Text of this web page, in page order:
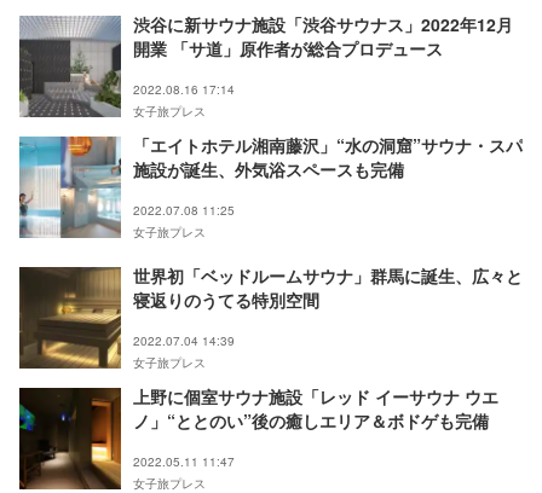
渋谷に新サウナ施設「渋谷サウナス」2022年12月
開業 「サ道」原作者が総合プロデュース
2022.08.16 17:14
女子旅プレス
「エイトホテル湘南藤沢」“水の洞窟”サウナ・スパ
施設が誕生、外気浴スペースも完備
2022.07.08 11:25
女子旅プレス
世界初「ベッドルームサウナ」群馬に誕生、広々と
寝返りのうてる特別空間
2022.07.04 14:39
女子旅プレス
上野に個室サウナ施設「レッド イーサウナ ウエ
ノ」“ととのい”後の癒しエリア＆ボドゲも完備
2022.05.11 11:47
女子旅プレス